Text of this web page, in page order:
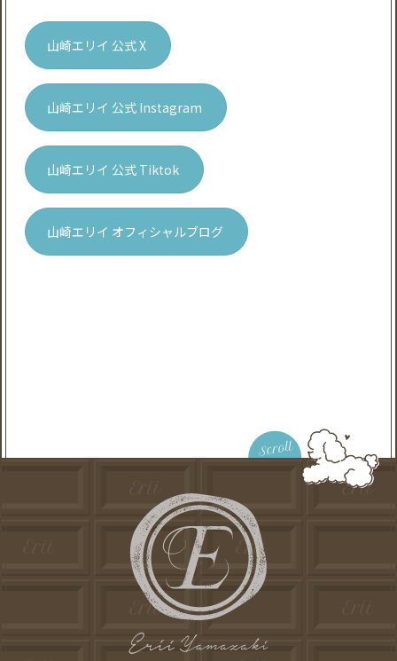
山崎エリイ 公式 X
山崎エリイ 公式 Instagram
山崎エリイ 公式 Tiktok
山崎エリイ オフィシャルブログ
Scroll